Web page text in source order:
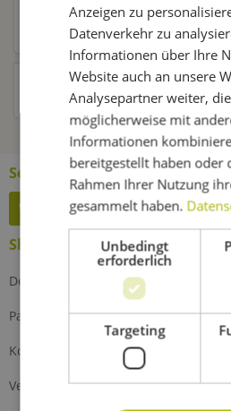
Kunden kauften auch
Kunden haben sich ebenfalls
Service Hotline
Widerruf erklären
Shop Service
Defektes Produkt
Partnerprogramm
Kontakt
Versand und Zahlung
Anzeigen zu
Datenverkehr zu
Informationen über Ihre
Website auch an unsere
Analysepartner weiter,
möglicherweise mit
Informationen
bereitgestellt haben oder
Rahmen Ihrer Nutzung
gesammelt haben.
Unbedingt
erforderlich
Targeting